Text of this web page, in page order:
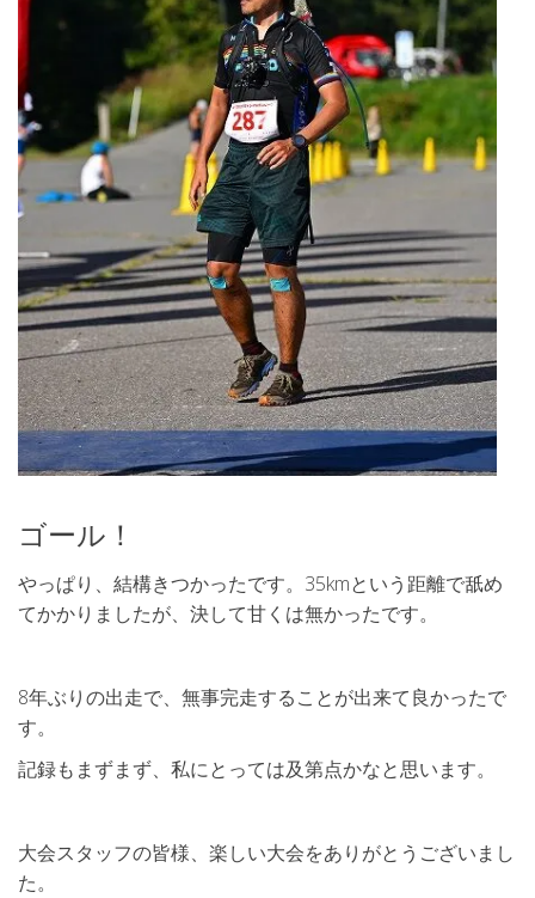
ゴール！
やっぱり、結構きつかったです。35kmという距離で舐め
てかかりましたが、決して甘くは無かったです。
8年ぶりの出走で、無事完走することが出来て良かったで
す。
記録もまずまず、私にとっては及第点かなと思います。
大会スタッフの皆様、楽しい大会をありがとうございまし
た。